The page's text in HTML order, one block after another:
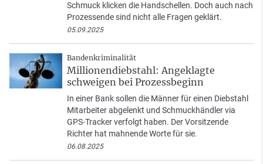
Schmuck klicken die Handschellen. Doch auch nach
Prozessende sind nicht alle Fragen geklärt.
05.09.2025
Bandenkriminalität
Millionendiebstahl: Angeklagte
schweigen bei Prozessbeginn
In einer Bank sollen die Männer für einen Diebstahl
Mitarbeiter abgelenkt und Schmuckhändler via
GPS-Tracker verfolgt haben. Der Vorsitzende
Richter hat mahnende Worte für sie.
06.08.2025